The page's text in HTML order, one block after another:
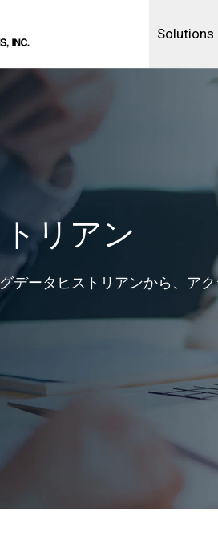
Solutions
Analytics
IBSS
License
リアン
データヒストリアンから、ア